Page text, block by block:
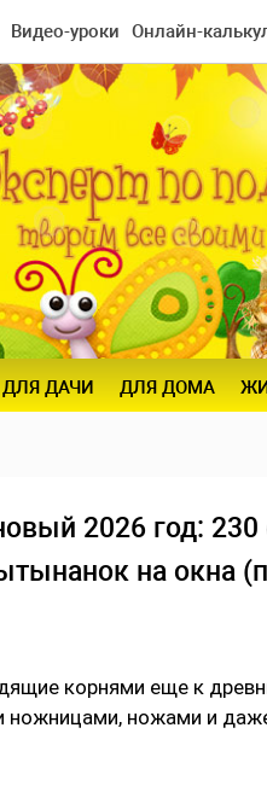
Видео-уроки Онлайн-
ДЛЯ ДАЧИ ДЛЯ ДОМА
2026 год:
на окна
корнями еще к
ножницами, ножами и